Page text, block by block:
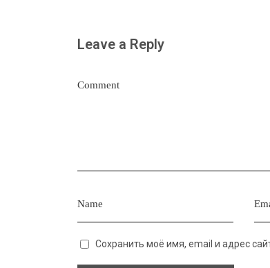
Leave a Reply
Сохранить моё имя, email и адрес